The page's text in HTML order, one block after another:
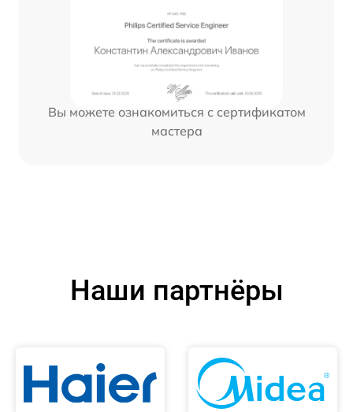
Вы можете ознакомиться с сертификатом
мастера
Наши партнёры